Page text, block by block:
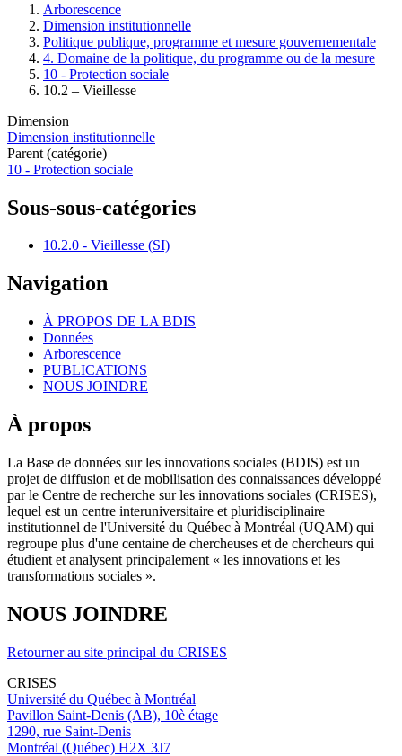
Arborescence
Dimension institutionnelle
Politique publique, programme et mesure gouvernementale
4. Domaine de la politique, du programme ou de la mesure
10 - Protection sociale
10.2 – Vieillesse
Dimension
Dimension institutionnelle
Parent (catégorie)
10 - Protection sociale
Sous-sous-catégories
10.2.0 - Vieillesse (SI)
Navigation
À PROPOS DE LA BDIS
Données
Arborescence
PUBLICATIONS
NOUS JOINDRE
À propos
La Base de données sur les innovations sociales (BDIS) est un
projet de diffusion et de mobilisation des connaissances développé
par le Centre de recherche sur les innovations sociales (CRISES),
lequel est un centre interuniversitaire et pluridisciplinaire
institutionnel de l'Université du Québec à Montréal (UQAM) qui
regroupe plus d'une centaine de chercheuses et de chercheurs qui
étudient et analysent principalement « les innovations et les
transformations sociales ».
NOUS JOINDRE
Retourner au site principal du CRISES
CRISES
Université du Québec à Montréal
Pavillon Saint-Denis (AB), 10è étage
1290, rue Saint-Denis
Montréal (Québec) H2X 3J7